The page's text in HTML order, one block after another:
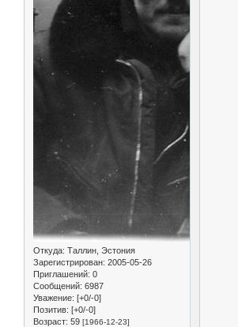
Откуда: Таллин, Эстония
Зарегистрирован: 2005-05-26
Приглашений: 0
Сообщений: 6987
Уважение: [+0/-0]
Позитив: [+0/-0]
Возраст: 59 [1966-12-23]